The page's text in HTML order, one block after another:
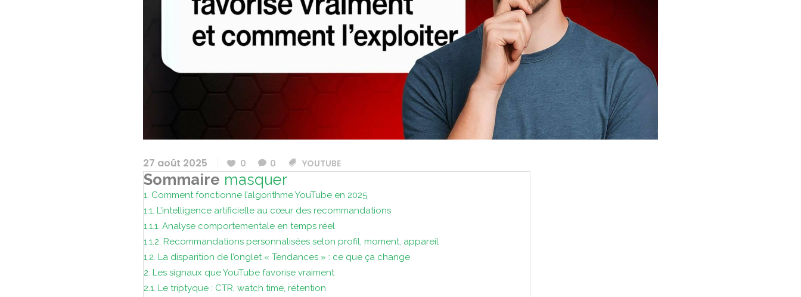
27 août 2025 0 0 YOUTUBE
Sommaire masquer
1. Comment fonctionne l’algorithme YouTube en 2025
1.1. L’intelligence artificielle au cœur des recommandations
1.1.1. Analyse comportementale en temps réel
1.1.2. Recommandations personnalisées selon profil, moment, appareil
1.2. La disparition de l’onglet « Tendances » : ce que ça change
2. Les signaux que YouTube favorise vraiment
2.1. Le triptyque : CTR, watch time, rétention